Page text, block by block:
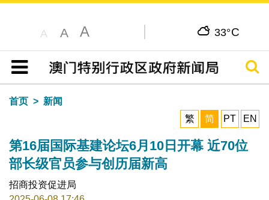
A A A 33°C
目录
搜寻
首页
新闻
繁
简 PT EN
第16届国际基建论坛6月10日开幕 近70位
部长级官员参与创历届新高
招商投资促进局